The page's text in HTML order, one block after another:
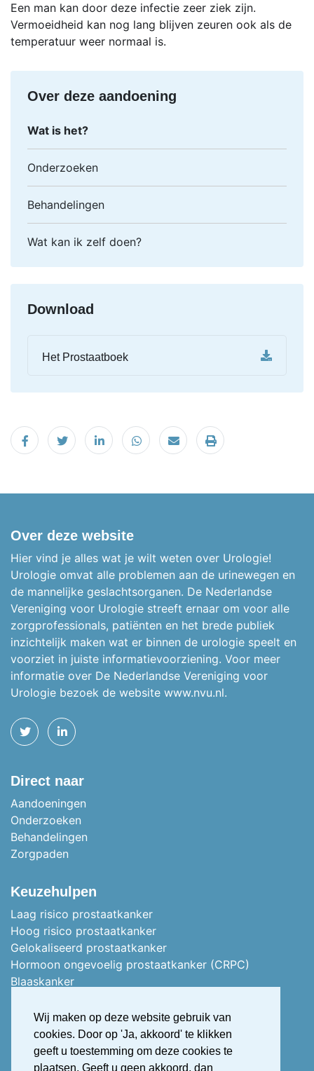
Wij maken op deze website gebruik van
cookies. Door op 'Ja, akkoord' te klikken
geeft u toestemming om deze cookies te
plaatsen. Geeft u geen akkoord, dan
Een man kan door deze infectie zeer ziek zijn.
Vermoeidheid kan nog lang blijven zeuren ook als de
temperatuur weer normaal is.
Over deze aandoening
Wat is het?
Onderzoeken
Behandelingen
Wat kan ik zelf doen?
Download
Het Prostaatboek
Delen op Facebook
Tweet Delen op LinkedIn
Delen op WhatsApp
Email Printen
Over deze website
Hier vind je alles wat je wilt weten over Urologie!
Urologie omvat alle problemen aan de urinewegen en
de mannelijke geslachtsorganen. De Nederlandse
Vereniging voor Urologie streeft ernaar om voor alle
zorgprofessionals, patiënten en het brede publiek
inzichtelijk maken wat er binnen de urologie speelt en
voorziet in juiste informatievoorziening. Voor meer
informatie over De Nederlandse Vereniging voor
Urologie bezoek de website www.nvu.nl.
TWITTERLINKEDIN
Direct naar
Aandoeningen
Onderzoeken
Behandelingen
Zorgpaden
Keuzehulpen
Laag risico prostaatkanker
Hoog risico prostaatkanker
Gelokaliseerd prostaatkanker
Hormoon ongevoelig prostaatkanker (CRPC)
Blaaskanker
Nierkanker
Uitgezaaid nierkanker
Stress urine incontinentie
Overactieve blaas (OAB)